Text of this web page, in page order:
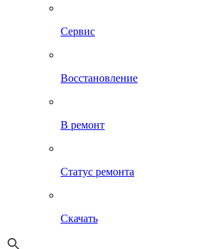
Сервис
Восстановление
В ремонт
Статус ремонта
Скачать